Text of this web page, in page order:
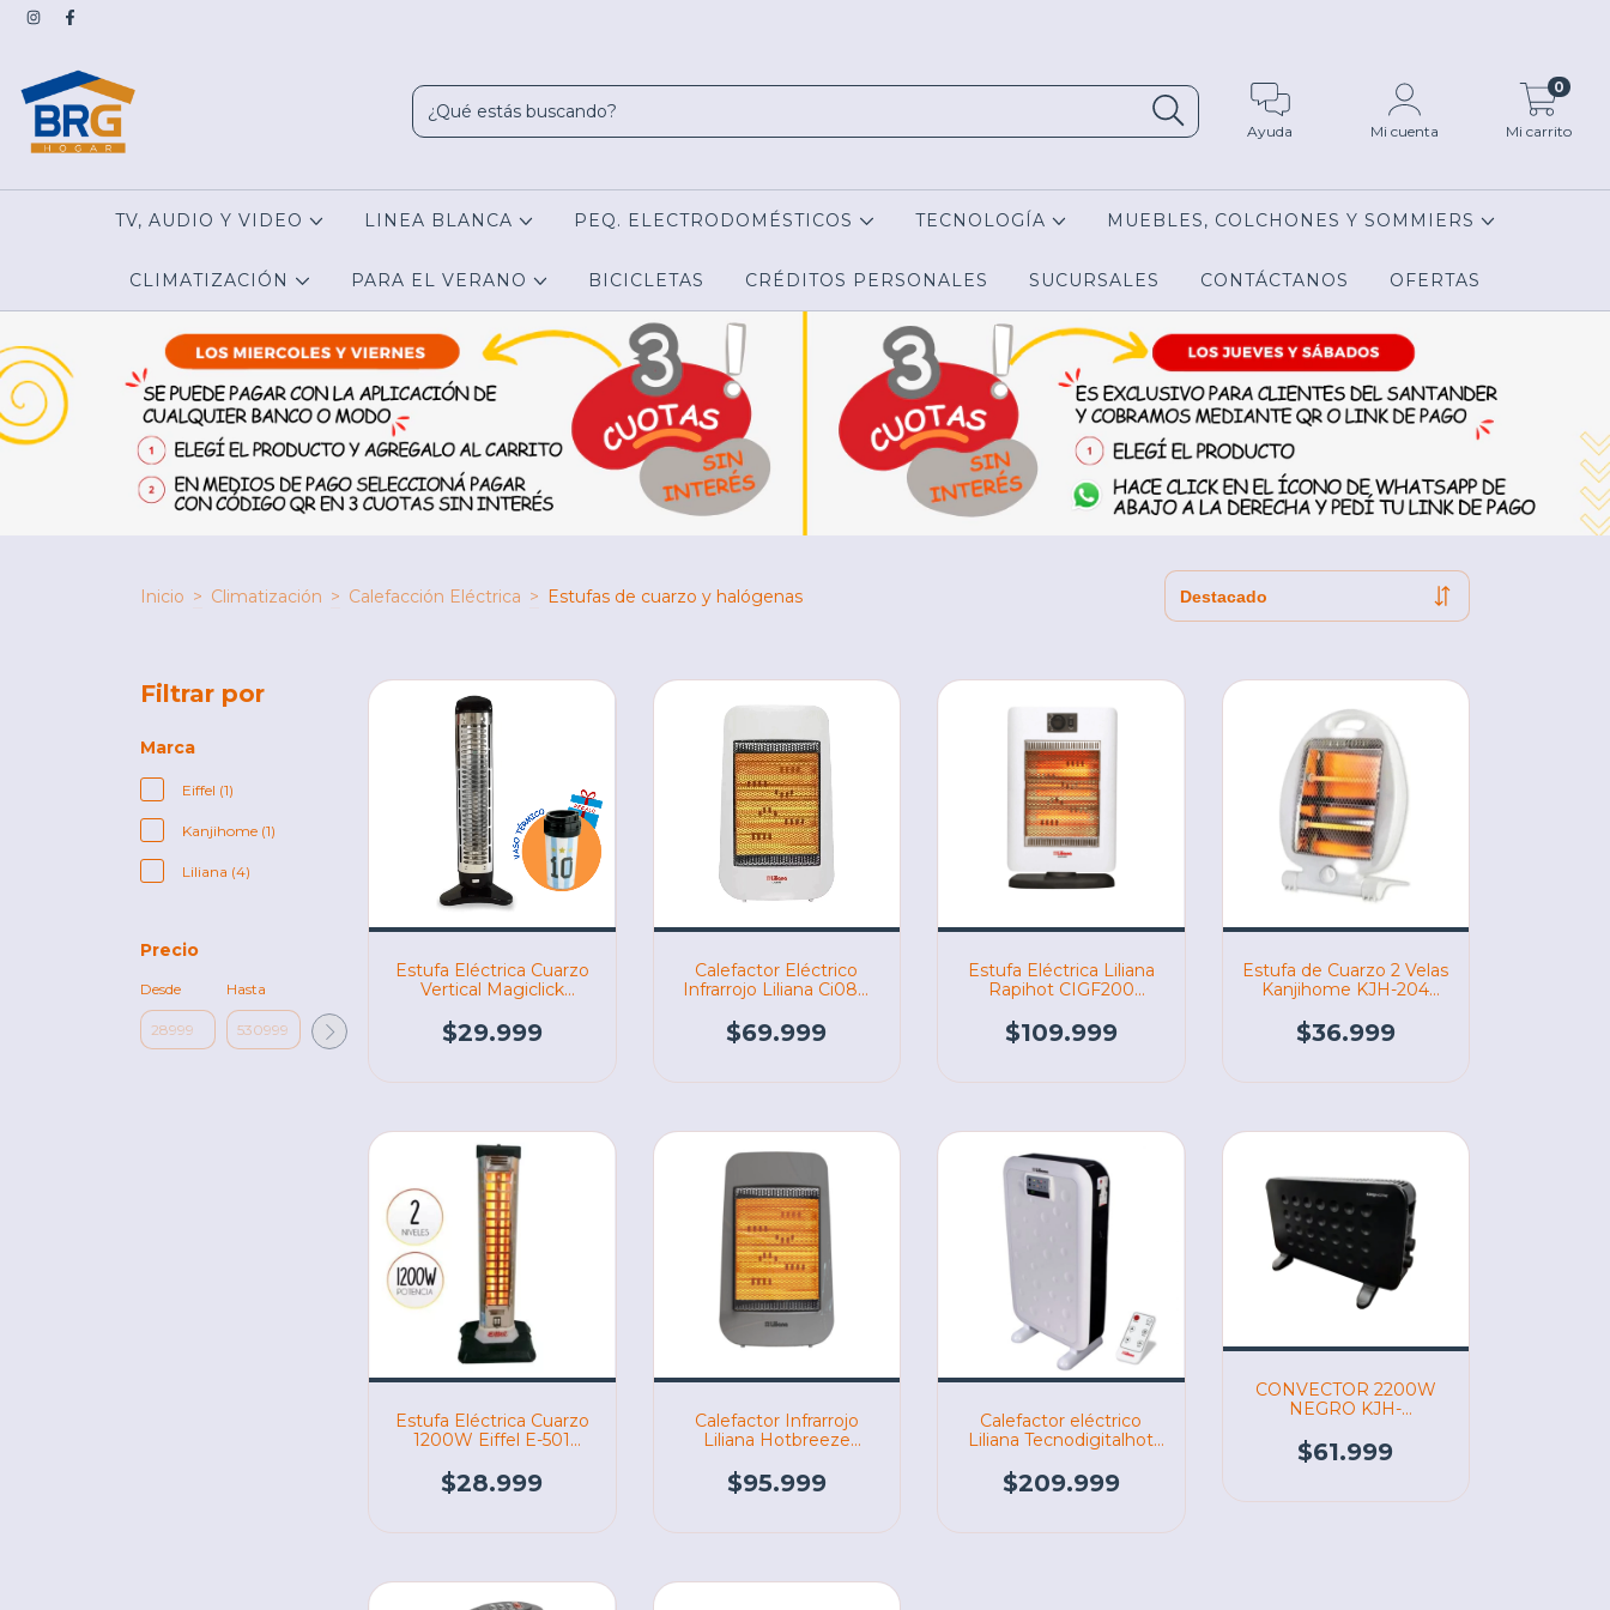
Ayuda Mi cuenta Mi carrito
0
TV, AUDIO Y VIDEO LINEA BLANCA PEQ. ELECTRODOMÉSTICOS TECNOLOGÍA MUEBLES, COLCHONES Y SOMMIERS
CLIMATIZACIÓN PARA EL VERANO BICICLETAS CRÉDITOS PERSONALES SUCURSALES CONTÁCTANOS OFERTAS
Inicio > Climatización > Calefacción Eléctrica > Estufas de cuarzo y halógenas
Filtrar por
Marca
Eiffel (1)
Kanjihome (1)
Liliana (4)
Precio
Desde Hasta
Estufa Eléctrica Cuarzo
Vertical Magiclick
$29.999
Calefactor Eléctrico
Infrarrojo Liliana Ci080
$69.999
Estufa Eléctrica Liliana
Rapihot CIGF200
$109.999
Estufa de Cuarzo 2 Velas
Kanjihome KJH-204
$36.999
Estufa Eléctrica Cuarzo
1200W Eiffel E-501
$28.999
Calefactor Infrarrojo
Liliana Hotbreeze
(06682)
$95.999
Calefactor eléctrico
Liliana Tecnodigitalhot
(06683)
$209.999
CONVECTOR 2200W
NEGRO KJH-
)
$61.999